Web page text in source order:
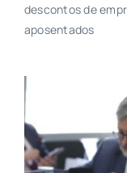
descontos de
aposentados